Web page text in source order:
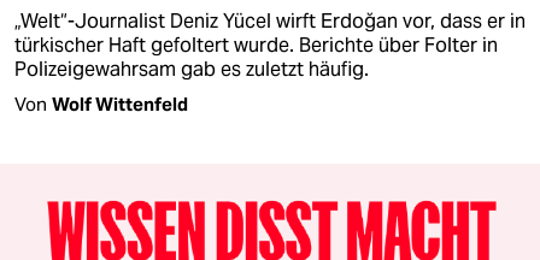
„Welt“-Journalist Deniz Yücel wirft Erdoğan vor, dass er in
türkischer Haft gefoltert wurde. Berichte über Folter in
Polizeigewahrsam gab es zuletzt häufig.
Von Wolf Wittenfeld